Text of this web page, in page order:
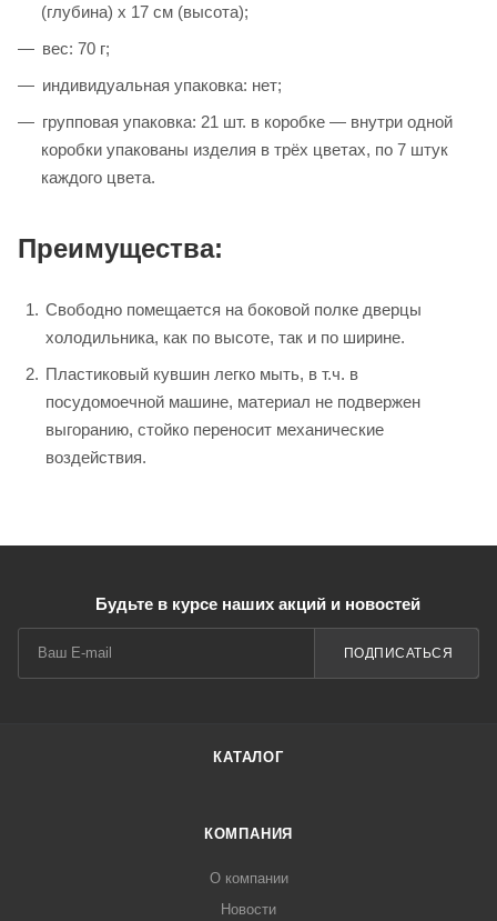
(глубина) х 17 см (высота);
вес: 70 г;
индивидуальная упаковка: нет;
групповая упаковка: 21 шт. в коробке — внутри одной
коробки упакованы изделия в трёх цветах, по 7 штук
каждого цвета.
Преимущества:
Свободно помещается на боковой полке дверцы
холодильника, как по высоте, так и по ширине.
Пластиковый кувшин легко мыть, в т.ч. в
посудомоечной машине, материал не подвержен
выгоранию, стойко переносит механические
воздействия.
Будьте в курсе наших акций и новостей
ПОДПИСАТЬСЯ
КАТАЛОГ
КОМПАНИЯ
О компании
Новости